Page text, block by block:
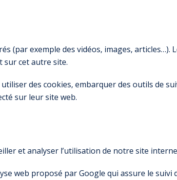
(par exemple des vidéos, images, articles…).
sur cet autre site.
des cookies, embarquer des outils de
sur leur site web.
et analyser l’utilisation de notre site
web proposé par Google qui assure le suivi